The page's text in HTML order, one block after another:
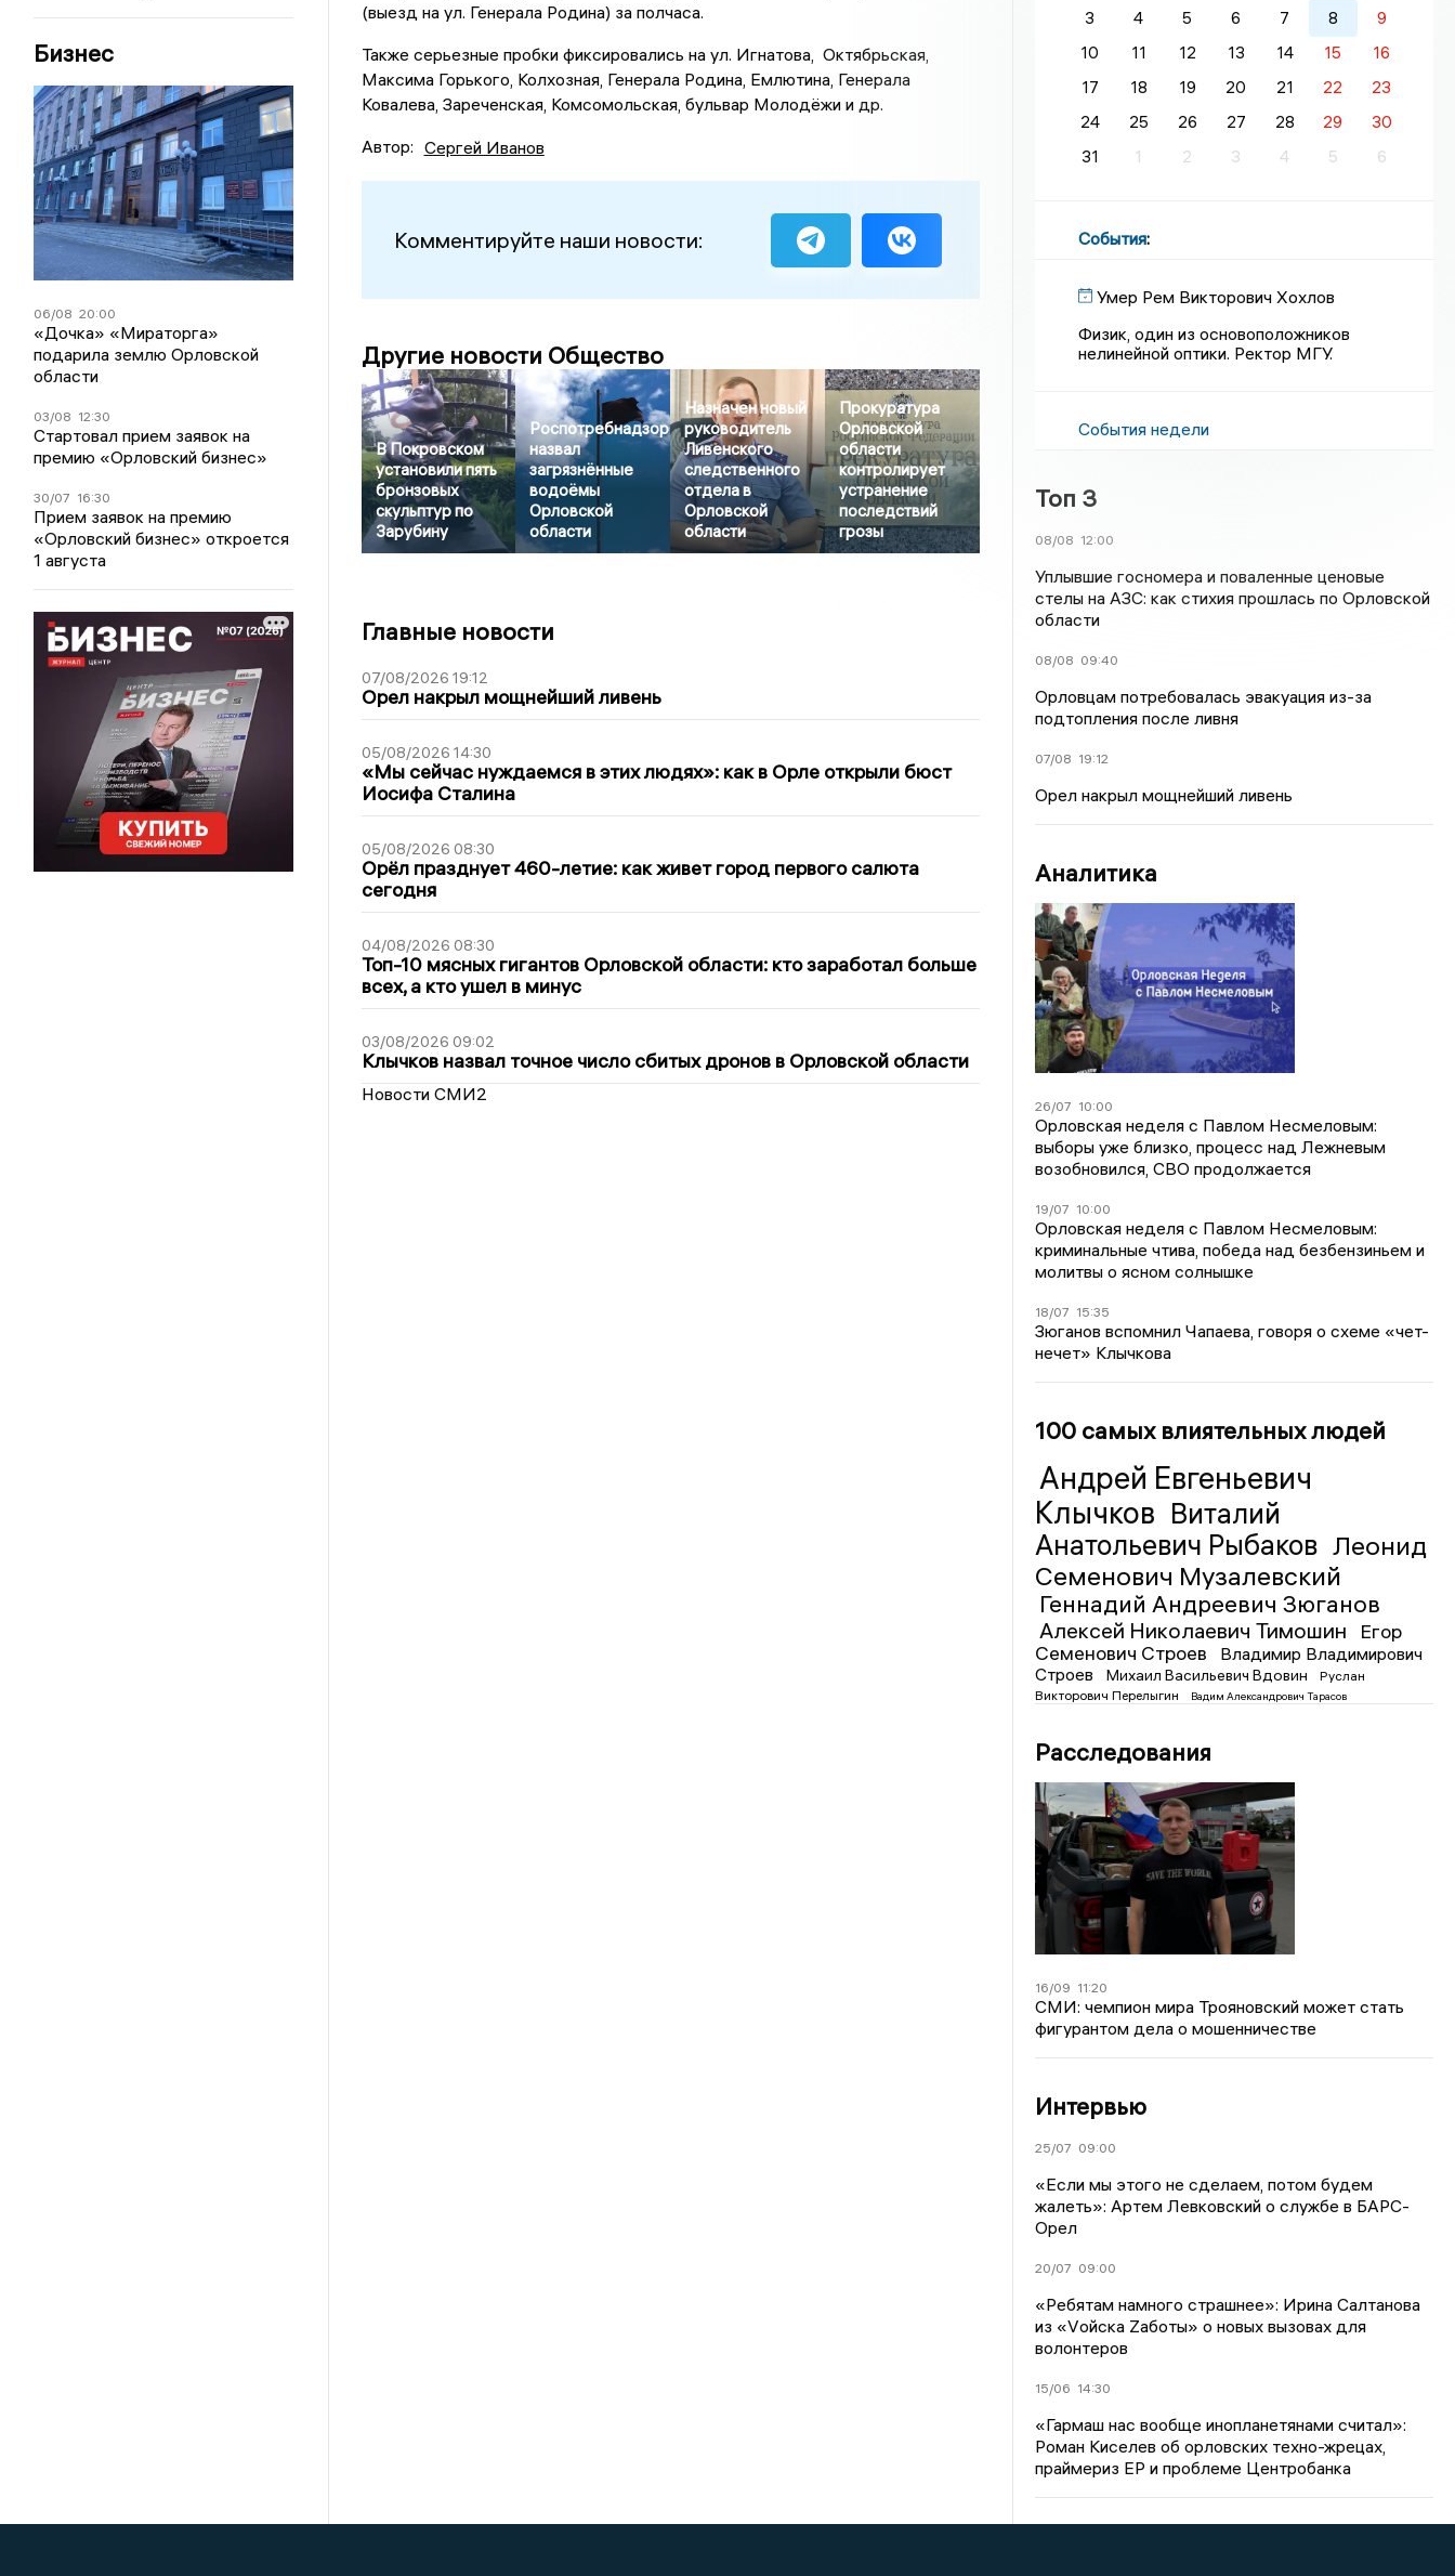
Бизнес
06/08 20:00
«Дочка» «Мираторга»
подарила землю Орловской
области
03/08 12:30
Стартовал прием заявок на
премию «Орловский бизнес»
30/07 16:30
Прием заявок на премию
«Орловский бизнес» откроется
1 августа
(выезд на ул. Генерала Родина) за полчаса.
Также серьезные пробки фиксировались на ул. Игнатова, Октябрьская,
Максима Горького, Колхозная, Генерала Родина, Емлютина, Генерала
Ковалева, Зареченская, Комсомольская, бульвар Молодёжи и др.
Автор: Сергей Иванов
Комментируйте наши новости:
Другие новости Общество
В Покровском
установили пять
бронзовых
скульптур по
Зарубину
Роспотребнадзор
назвал
загрязнённые
водоёмы
Орловской
области
Назначен новый
руководитель
Ливенского
следственного
отдела в
Орловской
области
Прокуратура
Орловской
области
контролирует
устранение
последствий
грозы
Главные новости
07/08/2026 19:12
Орел накрыл мощнейший ливень
05/08/2026 14:30
«Мы сейчас нуждаемся в этих людях»: как в Орле открыли бюст
Иосифа Сталина
05/08/2026 08:30
Орёл празднует 460-летие: как живет город первого салюта
сегодня
04/08/2026 08:30
Топ-10 мясных гигантов Орловской области: кто заработал больше
всех, а кто ушел в минус
03/08/2026 09:02
Клычков назвал точное число сбитых дронов в Орловской области
Новости СМИ2
3
4 5 6 7 8
9
10
11 12 13 14 15
16
17
18 19 20 21 22
23
24
25 26 27 28 29
30
31
1 2 3 4 5 6
События:
Умер Рем Викторович Хохлов
Физик, один из основоположников
нелинейной оптики. Ректор МГУ.
События недели
Топ 3
08/08 12:00
Уплывшие госномера и поваленные ценовые
стелы на АЗС: как стихия прошлась по Орловской
области
08/08 09:40
Орловцам потребовалась эвакуация из-за
подтопления после ливня
07/08 19:12
Орел накрыл мощнейший ливень
Аналитика
26/07 10:00
Орловская неделя с Павлом Несмеловым:
выборы уже близко, процесс над Лежневым
возобновился, СВО продолжается
19/07 10:00
Орловская неделя с Павлом Несмеловым:
криминальные чтива, победа над безбензиньем и
молитвы о ясном солнышке
18/07 15:35
Зюганов вспомнил Чапаева, говоря о схеме «чет-
нечет» Клычкова
100 самых влиятельных людей
Андрей Евгеньевич
Клычков Виталий
Анатольевич Рыбаков Леонид
Семенович Музалевский
Геннадий Андреевич Зюганов
Алексей Николаевич Тимошин
Егор
Семенович Строев
Владимир Владимирович
Строев
Михаил Васильевич Вдовин
Руслан
Викторович Перелыгин
Вадим Александрович Тарасов
Расследования
16/09 11:20
СМИ: чемпион мира Трояновский может стать
фигурантом дела о мошенничестве
Интервью
25/07 09:00
«Если мы этого не сделаем, потом будем
жалеть»: Артем Левковский о службе в БАРС-
Орел
20/07 09:00
«Ребятам намного страшнее»: Ирина Салтанова
из «Vойска Zаботы» о новых вызовах для
волонтеров
15/06 14:30
«Гармаш нас вообще инопланетянами считал»:
Роман Киселев об орловских техно-жрецах,
праймериз ЕР и проблеме Центробанка